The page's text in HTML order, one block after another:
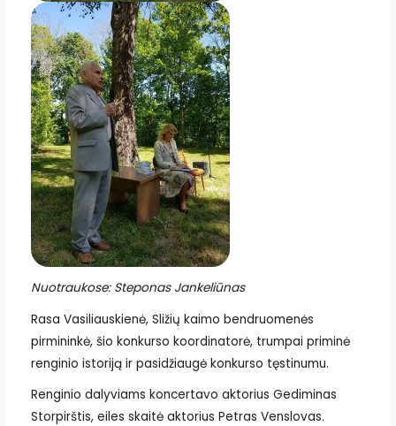
Nuotraukose: Steponas Jankeliūnas
Rasa Vasiliauskienė, Sližių kaimo bendruomenės
pirmininkė, šio konkurso koordinatorė, trumpai priminė
renginio istoriją ir pasidžiaugė konkurso tęstinumu.
Renginio dalyviams koncertavo aktorius Gediminas
Storpirštis, eiles skaitė aktorius Petras Venslovas.